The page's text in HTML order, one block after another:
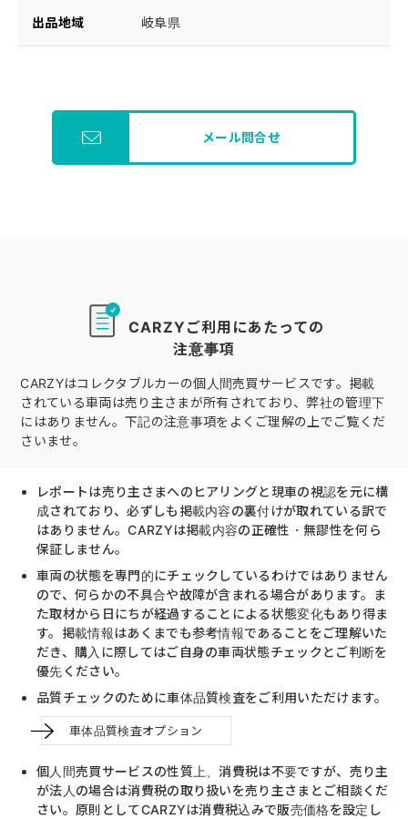
出品地域 岐阜県
メール問合せ
CARZYご利用にあたっての
注意事項
CARZYはコレクタブルカーの個人間売買サービスです。掲載
されている車両は売り主さまが所有されており、弊社の管理下
にはありません。下記の注意事項をよくご理解の上でご覧くだ
さいませ。
レポートは売り主さまへのヒアリングと現車の視認を元に構
成されており、必ずしも掲載内容の裏付けが取れている訳で
はありません。CARZYは掲載内容の正確性・無謬性を何ら
保証しません。
車両の状態を専門的にチェックしているわけではありません
ので、何らかの不具合や故障が含まれる場合があります。ま
た取材から日にちが経過することによる状態変化もあり得ま
す。掲載情報はあくまでも参考情報であることをご理解いた
だき、購入に際してはご自身の車両状態チェックとご判断を
優先ください。
品質チェックのために車体品質検査をご利用いただけます。
車体品質検査オプション
個人間売買サービスの性質上、消費税は不要ですが、売り主
が法人の場合は消費税の取り扱いを売り主さまとご相談くだ
さい。原則としてCARZYは消費税込みで販売価格を設定し